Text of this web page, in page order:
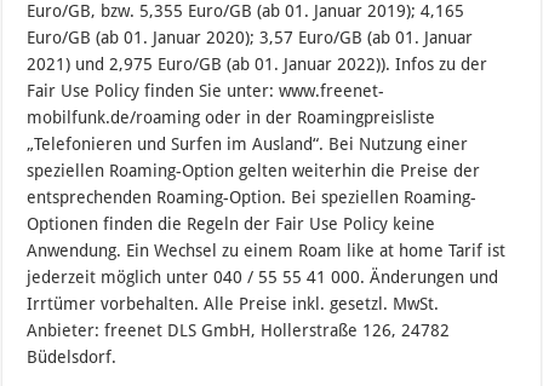
Euro/GB, bzw. 5,355 Euro/GB (ab 01. Januar 2019); 4,165
Euro/GB (ab 01. Januar 2020); 3,57 Euro/GB (ab 01. Januar
2021) und 2,975 Euro/GB (ab 01. Januar 2022)). Infos zu der
Fair Use Policy finden Sie unter: www.freenet-
mobilfunk.de/roaming oder in der Roamingpreisliste
„Telefonieren und Surfen im Ausland“. Bei Nutzung einer
speziellen Roaming-Option gelten weiterhin die Preise der
entsprechenden Roaming-Option. Bei speziellen Roaming-
Optionen finden die Regeln der Fair Use Policy keine
Anwendung. Ein Wechsel zu einem Roam like at home Tarif ist
jederzeit möglich unter 040 / 55 55 41 000. Änderungen und
Irrtümer vorbehalten. Alle Preise inkl. gesetzl. MwSt.
Anbieter: freenet DLS GmbH, Hollerstraße 126, 24782
Büdelsdorf.